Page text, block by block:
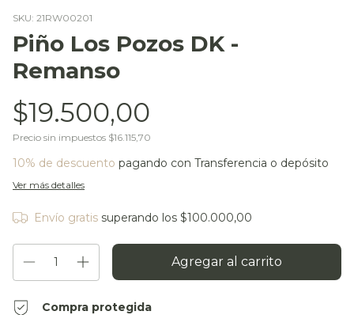
SKU: 21RW00201
Piño Los Pozos DK -
Remanso
$19.500,00
Precio sin impuestos $16.115,70
10% de descuento pagando con Transferencia o depósito
Ver más detalles
Envío gratis superando los $100.000,00
Compra protegida